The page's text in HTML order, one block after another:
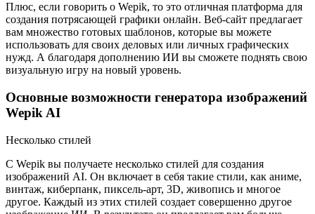
Плюс, если говорить о Wepik, то это отличная платформа для
создания потрясающей графики онлайн. Веб-сайт предлагает
вам множество готовых шаблонов, которые вы можете
использовать для своих деловых или личных графических
нужд. А благодаря дополнению ИИ вы сможете поднять свою
визуальную игру на новый уровень.
Основные возможности генератора изображений
Wepik AI
Несколько стилей
С Wepik вы получаете несколько стилей для создания
изображений AI. Он включает в себя такие стили, как аниме,
винтаж, киберпанк, пиксель-арт, 3D, живопись и многое
другое. Каждый из этих стилей создает совершенно другое